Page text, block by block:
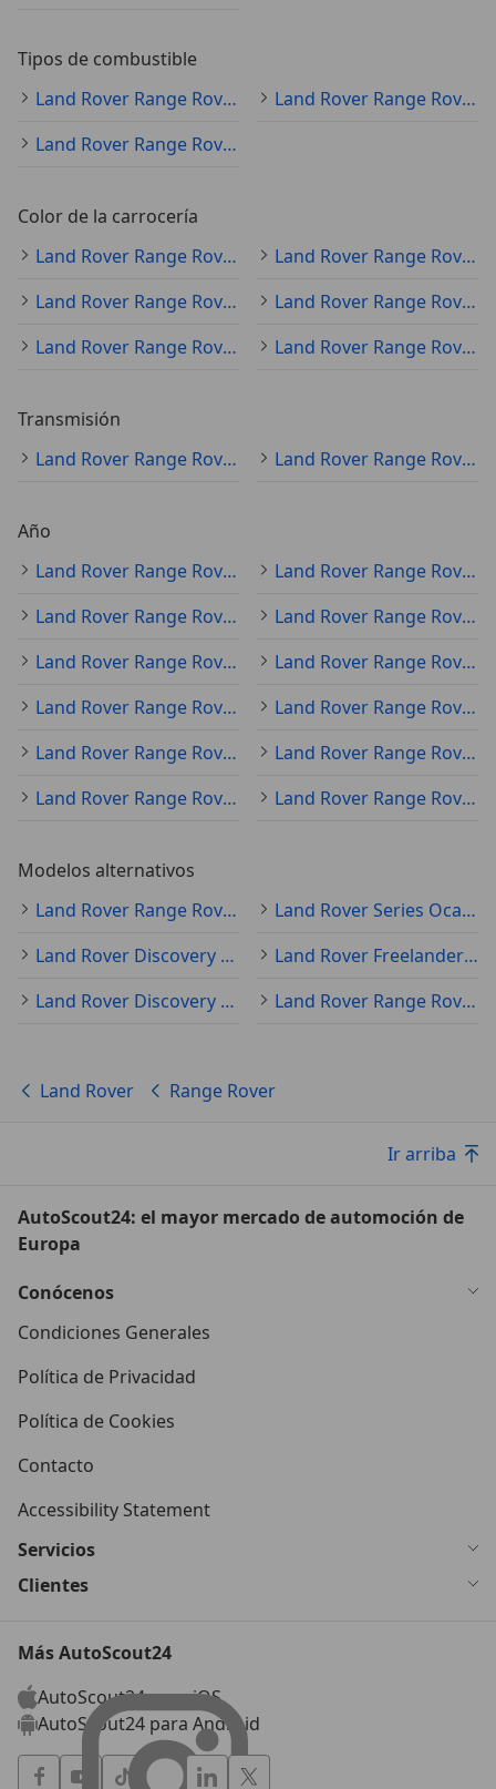
Tipos de combustible
Land Rover Range Rover diésel
Land Rover Range Rover gasolina
Land Rover Range Rover electro/gasolina
Color de la carrocería
Land Rover Range Rover negro
Land Rover Range Rover gris
Land Rover Range Rover azul
Land Rover Range Rover blanco
Land Rover Range Rover verde
Land Rover Range Rover beige
Transmisión
Land Rover Range Rover automático
Land Rover Range Rover manual
Año
Land Rover Range Rover 2023
Land Rover Range Rover 2014
Land Rover Range Rover 2025
Land Rover Range Rover 2024
Land Rover Range Rover 2015
Land Rover Range Rover 2021
Land Rover Range Rover 2018
Land Rover Range Rover 2017
Land Rover Range Rover 2019
Land Rover Range Rover 2022
Land Rover Range Rover 2016
Land Rover Range Rover 2020
Modelos alternativos
Land Rover Range Rover Sport Ocasión
Land Rover Series Ocasión
Land Rover Discovery Ocasión
Land Rover Freelander Ocasión
Land Rover Discovery Sport Ocasión
Land Rover Range Rover Evoque Ocasión
Land Rover Range Rover
Ir arriba
AutoScout24: el mayor mercado de automoción de
Europa
Conócenos
Condiciones Generales
Política de Privacidad
Política de Cookies
Contacto
Accessibility Statement
Servicios
Clientes
Más AutoScout24
AutoScout24 para iOS
AutoScout24 para Android